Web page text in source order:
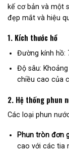
kế cơ bản và một
đẹp mắt và hiệu
1. Kích thước hồ
Đường kính hồ:
Độ sâu:
chiều cao của
2. Hệ thống phun
Các loại phun
Phun tròn đơn
cao với các tia